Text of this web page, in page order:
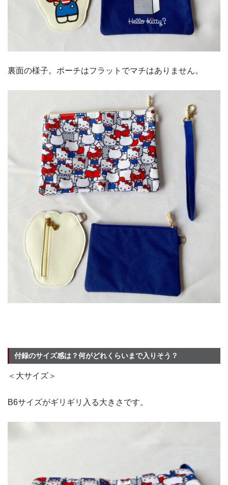
裏面の様子。ポーチはフラットでマチはありません。
付録のサイズ感は？何がどれくらいまで入りそう？
＜大サイズ＞
B6サイズがギリギリ入る大きさです。